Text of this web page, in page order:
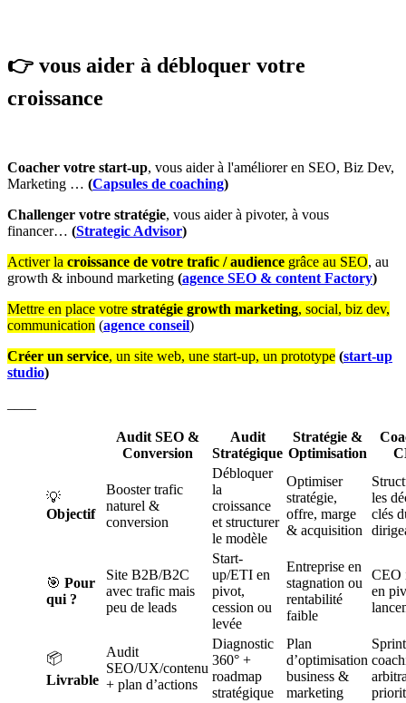
👉 vous aider à débloquer votre
croissance
Coacher votre start-up, vous aider à l'améliorer en SEO, Biz Dev,
Marketing … (Capsules de coaching)
Challenger votre stratégie, vous aider à pivoter, à vous
financer… (Strategic Advisor)
Activer la croissance de votre trafic / audience grâce au SEO, au
growth & inbound marketing (agence SEO & content Factory)
Mettre en place votre stratégie growth marketing, social, biz dev,
communication (agence conseil)
Créer un service, un site web, une start-up, un prototype (start-up
studio)
Audit SEO &
Conversion
Audit
Stratégique
Stratégie &
Optimisation
💡
Objectif
Booster trafic
naturel &
conversion
Débloquer
la
croissance
et structurer
le modèle
Optimiser
stratégie,
offre, marge
& acquisition
les
clés
🎯 Pour
qui ?
Site B2B/B2C
avec trafic mais
peu de leads
Start-
up/ETI en
pivot,
cession ou
levée
Entreprise en
stagnation ou
rentabilité
faible
CEO
en
📦
Livrable
Audit
SEO/UX/contenu
+ plan d’actions
Diagnostic
360° +
roadmap
stratégique
Plan
d’optimisation
business &
marketing